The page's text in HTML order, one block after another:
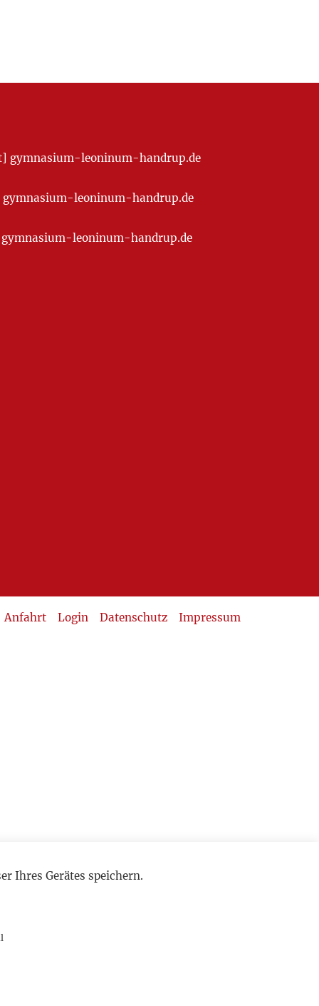
gymnasium-leoninum-handrup.de
leoninum-handrup.de
leoninum-handrup.de
Anfahrt Login Datenschutz Impressum
Ihres Gerätes speichern.